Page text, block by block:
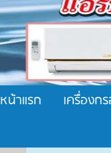
หน้าแรก เครื่องก